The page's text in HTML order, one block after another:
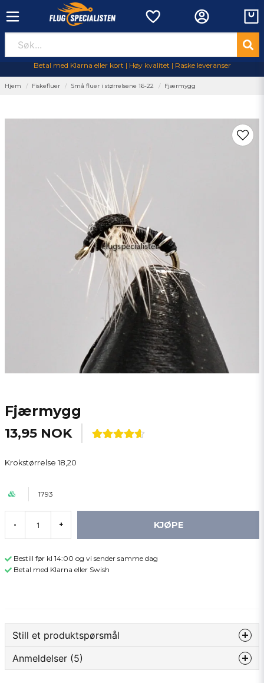
Betal med Klarna eller kort | Høy kvalitet | Raske leveranser
Hjem Fiskefluer Små fluer i størrelsene 16-22 Fjærmygg
Fjærmygg
13,95 NOK
Krokstørrelse 18,20
1793
- + KJØPE
Bestill før kl 14:00 og vi sender samme dag
Betal med Klarna eller Swish
Still et produktspørsmål
question
Spør oss om noe om dette produktet...
Anmeldelser (5)